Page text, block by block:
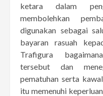
ketara dalam
membolehkan
digunakan sebagai
bayaran rasuah
Trafigura
tersebut dan
pematuhan serta
itu memenuhi